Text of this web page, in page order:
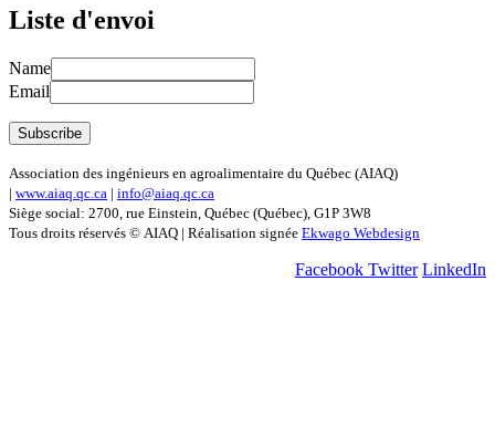
Liste d'envoi
Name
Email
Association des ingénieurs en agroalimentaire du Québec (AIAQ)
| www.aiaq.qc.ca | info@aiaq.qc.ca
Siège social: 2700, rue Einstein, Québec (Québec), G1P 3W8
Tous droits réservés © AIAQ | Réalisation signée Ekwago Webdesign
Facebook Twitter LinkedIn